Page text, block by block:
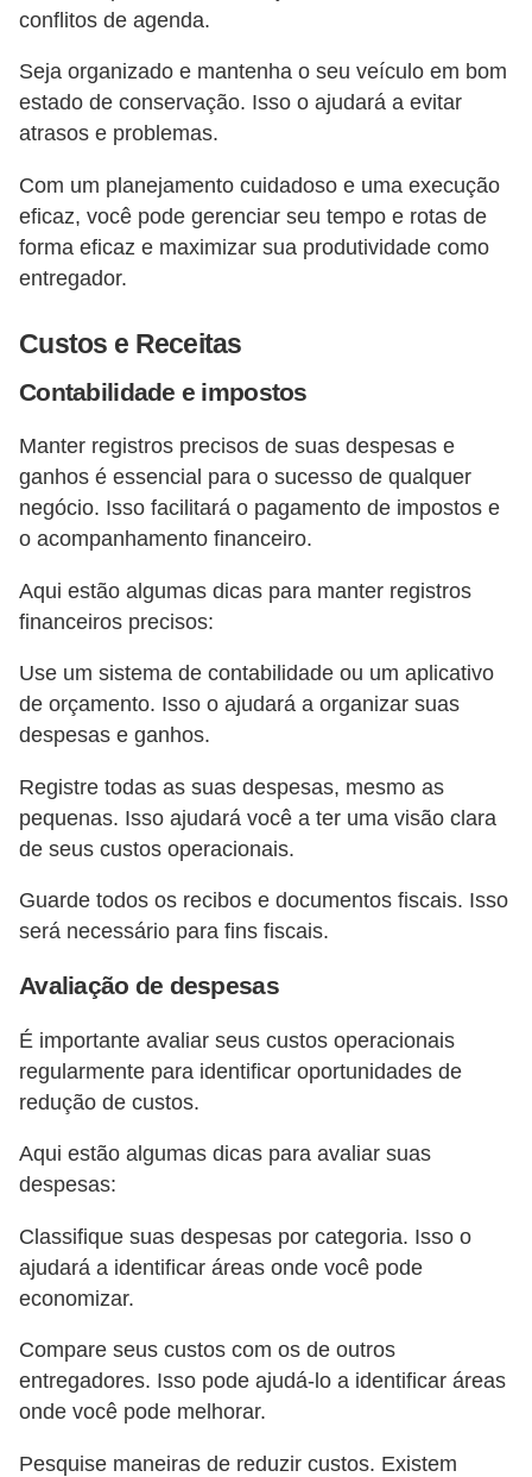
conflitos de agenda.
Seja organizado e mantenha o seu veículo em bom
estado de conservação. Isso o ajudará a evitar
atrasos e problemas.
Com um planejamento cuidadoso e uma execução
eficaz, você pode gerenciar seu tempo e rotas de
forma eficaz e maximizar sua produtividade como
entregador.
Custos e Receitas
Contabilidade e impostos
Manter registros precisos de suas despesas e
ganhos é essencial para o sucesso de qualquer
negócio. Isso facilitará o pagamento de impostos e
o acompanhamento financeiro.
Aqui estão algumas dicas para manter registros
financeiros precisos:
Use um sistema de contabilidade ou um aplicativo
de orçamento. Isso o ajudará a organizar suas
despesas e ganhos.
Registre todas as suas despesas, mesmo as
pequenas. Isso ajudará você a ter uma visão clara
de seus custos operacionais.
Guarde todos os recibos e documentos fiscais. Isso
será necessário para fins fiscais.
Avaliação de despesas
É importante avaliar seus custos operacionais
regularmente para identificar oportunidades de
redução de custos.
Aqui estão algumas dicas para avaliar suas
despesas:
Classifique suas despesas por categoria. Isso o
ajudará a identificar áreas onde você pode
economizar.
Compare seus custos com os de outros
entregadores. Isso pode ajudá-lo a identificar áreas
onde você pode melhorar.
Pesquise maneiras de reduzir custos. Existem